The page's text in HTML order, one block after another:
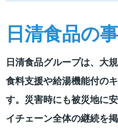
日清食品の
日清食品グループは、大
食料支援や給湯機能付の
す。災害時にも被災地に
イチェーン全体の継続を